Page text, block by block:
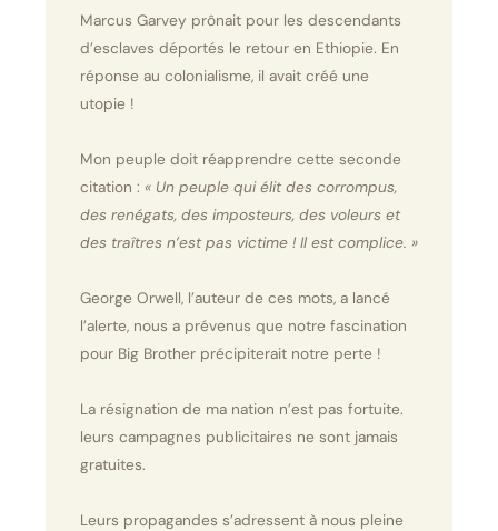
Marcus Garvey prônait pour les descendants
d’esclaves déportés le retour en Ethiopie. En
réponse au colonialisme, il avait créé une
utopie !
Mon peuple doit réapprendre cette seconde
citation : « Un peuple qui élit des corrompus,
des renégats, des imposteurs, des voleurs et
des traîtres n’est pas victime ! Il est complice. »
George Orwell, l’auteur de ces mots, a lancé
l’alerte, nous a prévenus que notre fascination
pour Big Brother précipiterait notre perte !
La résignation de ma nation n’est pas fortuite.
leurs campagnes publicitaires ne sont jamais
gratuites.
Leurs propagandes s’adressent à nous pleine